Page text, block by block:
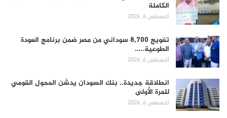
الكاملة
أغسطس 6, 2026
تفويج 8,700 سوداني من مصر ضمن برنامج العودة
الطوعية..…
أغسطس 6, 2026
انطلاقة جديدة.. بنك السودان يدشن المحول القومي
للمرة الأولى
أغسطس 6, 2026